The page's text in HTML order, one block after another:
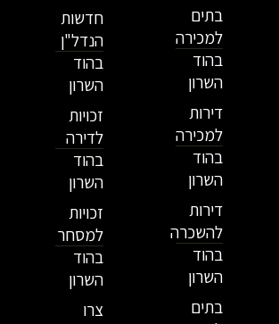
בתים
למכירה
בהוד
השרון
דירות
למכירה
בהוד
השרון
דירות
להשכרה
בהוד
השרון
בתים
חדשות
הנדל"ן
בהוד
השרון
זכויות
לדירה
בהוד
השרון
זכויות
למסחר
בהוד
השרון
צרו